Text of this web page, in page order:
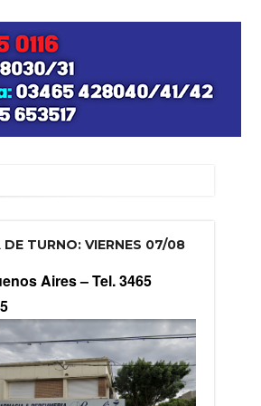
DE TURNO: VIERNES 07/08
Aires –Tel. 3465